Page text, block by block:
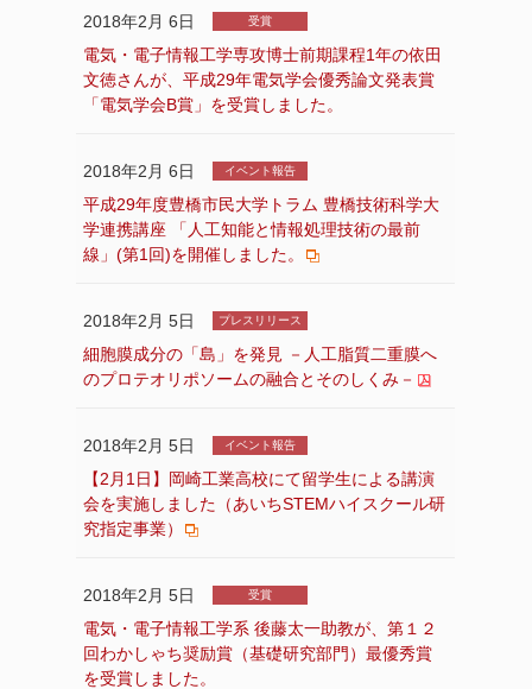
2018年2月 6日 受賞
電気・電子情報工学専攻博士前期課程1年の依田
文徳さんが、平成29年電気学会優秀論文発表賞
「電気学会B賞」を受賞しました。
2018年2月 6日 イベント報告
平成29年度豊橋市民大学トラム 豊橋技術科学大
学連携講座 「人工知能と情報処理技術の最前
線」(第1回)を開催しました。
2018年2月 5日 プレスリリース
細胞膜成分の「島」を発見 －人工脂質二重膜へ
のプロテオリポソームの融合とそのしくみ－
2018年2月 5日 イベント報告
【2月1日】岡崎工業高校にて留学生による講演
会を実施しました（あいちSTEMハイスクール研
究指定事業）
2018年2月 5日 受賞
電気・電子情報工学系 後藤太一助教が、第１２
回わかしゃち奨励賞（基礎研究部門）最優秀賞
を受賞しました。